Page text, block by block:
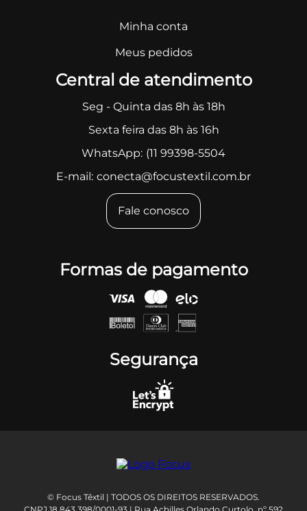
Minha conta
Meus pedidos
Central de atendimento
Seg - Quinta das 8h às 18h
Sexta feira das 8h às 16h
WhatsApp: (11 99398-5504
E-mail: conecta@focustextil.com.br
Fale conosco
Formas de pagamento
Segurança
© Focus Têxtil | TODOS OS DIREITOS RESERVADOS.